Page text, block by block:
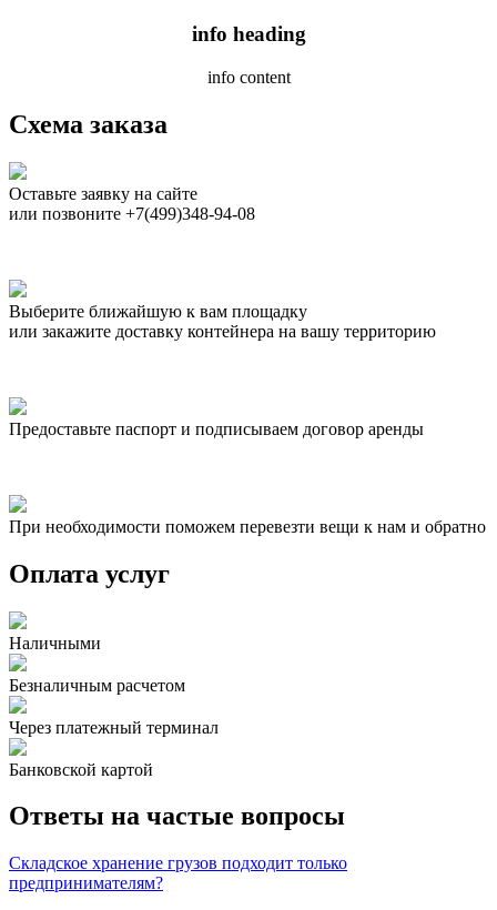
info heading
info content
Схема заказа
Оставьте заявку на сайте
или позвоните +7(499)348-94-08
Выберите ближайшую к вам площадку
или закажите доставку контейнера на вашу территорию
Предоставьте паспорт и подписываем договор аренды
При необходимости поможем перевезти вещи к нам и обратно
Оплата услуг
Наличными
Безналичным расчетом
Через платежный терминал
Банковской картой
Ответы на частые вопросы
Складское хранение грузов подходит только
предпринимателям?